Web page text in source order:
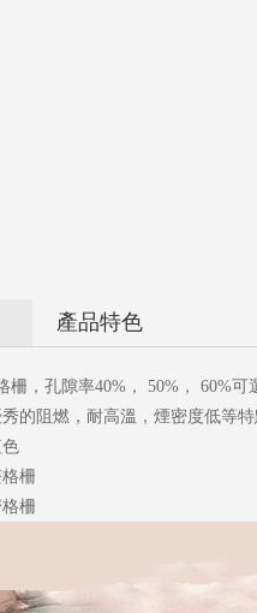
產品特色
柵，孔隙率40%， 50%， 60%可
的阻燃，耐高溫，煙密度低等
柵
柵